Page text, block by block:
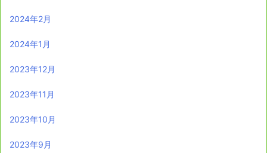
2024年2月
2024年1月
2023年12月
2023年11月
2023年10月
2023年9月